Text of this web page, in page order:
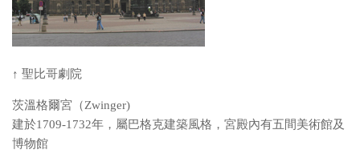
↑ 聖比哥劇院
茨溫格爾宮（Zwinger)
建於1709-1732年，屬巴格克建築風格，宮殿內有五間美術館及
博物館